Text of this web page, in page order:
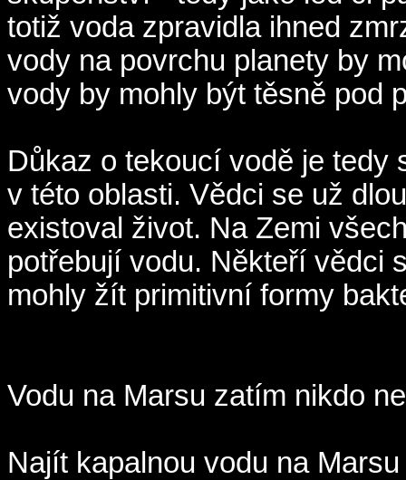
totiž voda zpravidla ihned
vody na povrchu planety by
vody by mohly být těsně pod
Důkaz o tekoucí vodě je tedy
v této oblasti. Vědci se už
existoval život. Na Zemi
potřebují vodu. Někteří vědci
mohly žít primitivní formy
Vodu na Marsu zatím nikdo
Najít kapalnou vodu na